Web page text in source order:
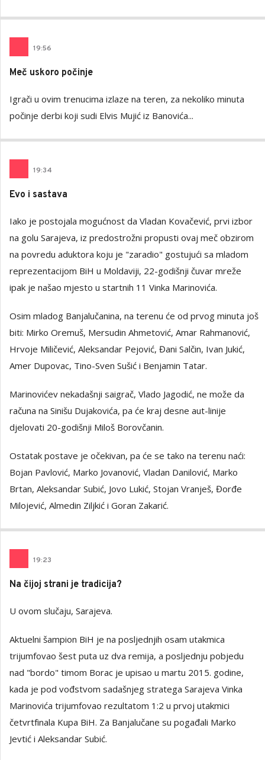
19:56
Meč uskoro počinje
Igrači u ovim trenucima izlaze na teren, za nekoliko minuta
počinje derbi koji sudi Elvis Mujić iz Banovića...
19:34
Evo i sastava
Iako je postojala mogućnost da Vladan Kovačević, prvi izbor
na golu Sarajeva, iz predostrožni propusti ovaj meč obzirom
na povredu aduktora koju je "zaradio" gostujući sa mladom
reprezentacijom BiH u Moldaviji, 22-godišnji čuvar mreže
ipak je našao mjesto u startnih 11 Vinka Marinovića.
Osim mladog Banjalučanina, na terenu će od prvog minuta još
biti: Mirko Oremuš, Mersudin Ahmetović, Amar Rahmanović,
Hrvoje Miličević, Aleksandar Pejović, Đani Salčin, Ivan Jukić,
Amer Dupovac, Tino-Sven Sušić i Benjamin Tatar.
Marinovićev nekadašnji saigrač, Vlado Jagodić, ne može da
računa na Sinišu Dujakovića, pa će kraj desne aut-linije
djelovati 20-godišnji Miloš Borovčanin.
Ostatak postave je očekivan, pa će se tako na terenu naći:
Bojan Pavlović, Marko Jovanović, Vladan Danilović, Marko
Brtan, Aleksandar Subić, Jovo Lukić, Stojan Vranješ, Đorđe
Milojević, Almedin Ziljkić i Goran Zakarić.
19:23
Na čijoj strani je tradicija?
U ovom slučaju, Sarajeva.
Aktuelni šampion BiH je na posljednjih osam utakmica
trijumfovao šest puta uz dva remija, a posljednju pobjedu
nad "bordo" timom Borac je upisao u martu 2015. godine,
kada je pod vođstvom sadašnjeg stratega Sarajeva Vinka
Marinovića trijumfovao rezultatom 1:2 u prvoj utakmici
četvrtfinala Kupa BiH. Za Banjalučane su pogađali Marko
Jevtić i Aleksandar Subić.